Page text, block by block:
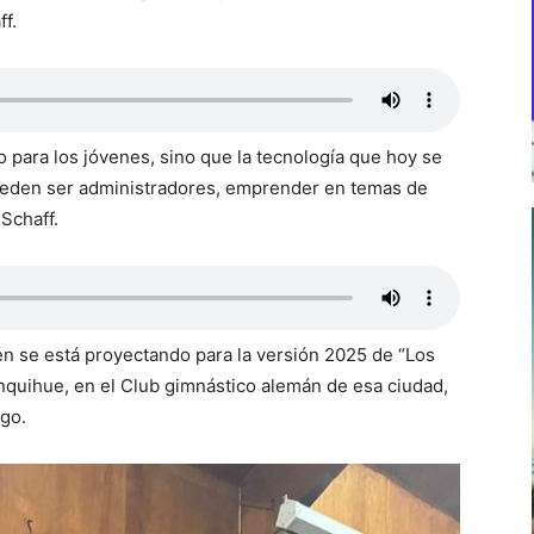
los jóvenes, sino que la tecnología que hoy se
ser administradores, emprender en temas de
se está proyectando para la versión 2025 de “Los
en el Club gimnástico alemán de esa ciudad,